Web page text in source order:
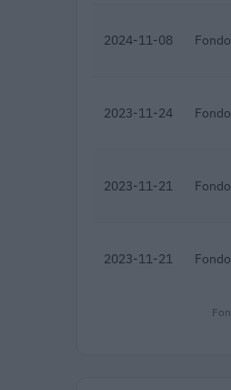
2024-11-08
2023-11-24
2023-11-21
2023-11-21